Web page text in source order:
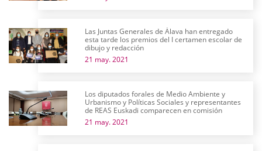
Las Juntas Generales de Álava han entregado
esta tarde los premios del I certamen escolar de
dibujo y redacción
21 may. 2021
Los diputados forales de Medio Ambiente y
Urbanismo y Políticas Sociales y representantes
de REAS Euskadi comparecen en comisión
21 may. 2021